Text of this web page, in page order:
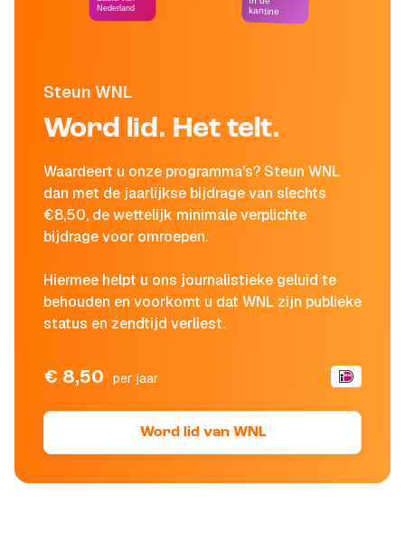
Steun WNL
Word lid. Het telt.
Waardeert u onze programma's? Steun WNL
dan met de jaarlijkse bijdrage van slechts
€8,50, de wettelijk minimale verplichte
bijdrage voor omroepen.
Hiermee helpt u ons journalistieke geluid te
behouden en voorkomt u dat WNL zijn publieke
status en zendtijd verliest.
€ 8,50 per jaar
Word lid van WNL
Nederland kantine